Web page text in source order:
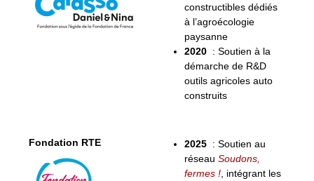
constructibles dédiés
à l’agroécologie
paysanne
2020 : Soutien à la
démarche de R&D
outils agricoles auto
construits
Fondation RTE 2025 : Soutien au
réseauSoudons,
fermes ! , intégrant les